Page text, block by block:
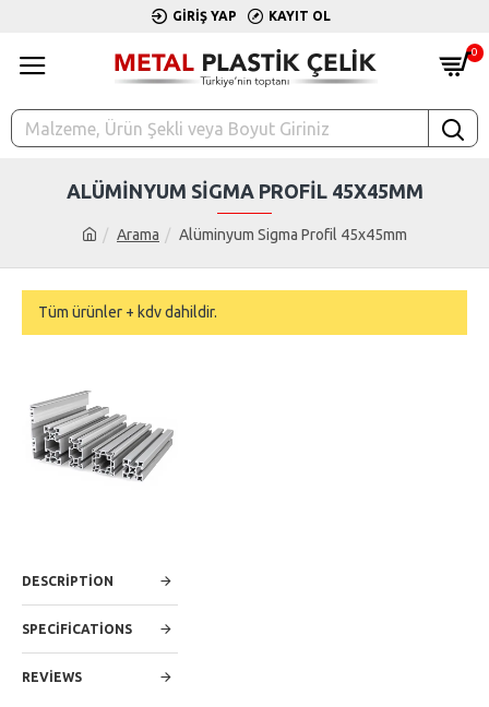
GIRIŞ YAP KAYIT OL
0
Arama Alüminyum Sigma Profil 45x45mm
ALÜMINYUM SIGMA PROFIL 45X45MM
Tüm ürünler + kdv dahildir.
DESCRIPTION
SPECIFICATIONS
REVIEWS